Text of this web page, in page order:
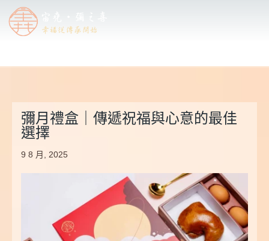
彌月禮盒｜傳遞祝福與心意的最佳
選擇
9 8 月, 2025